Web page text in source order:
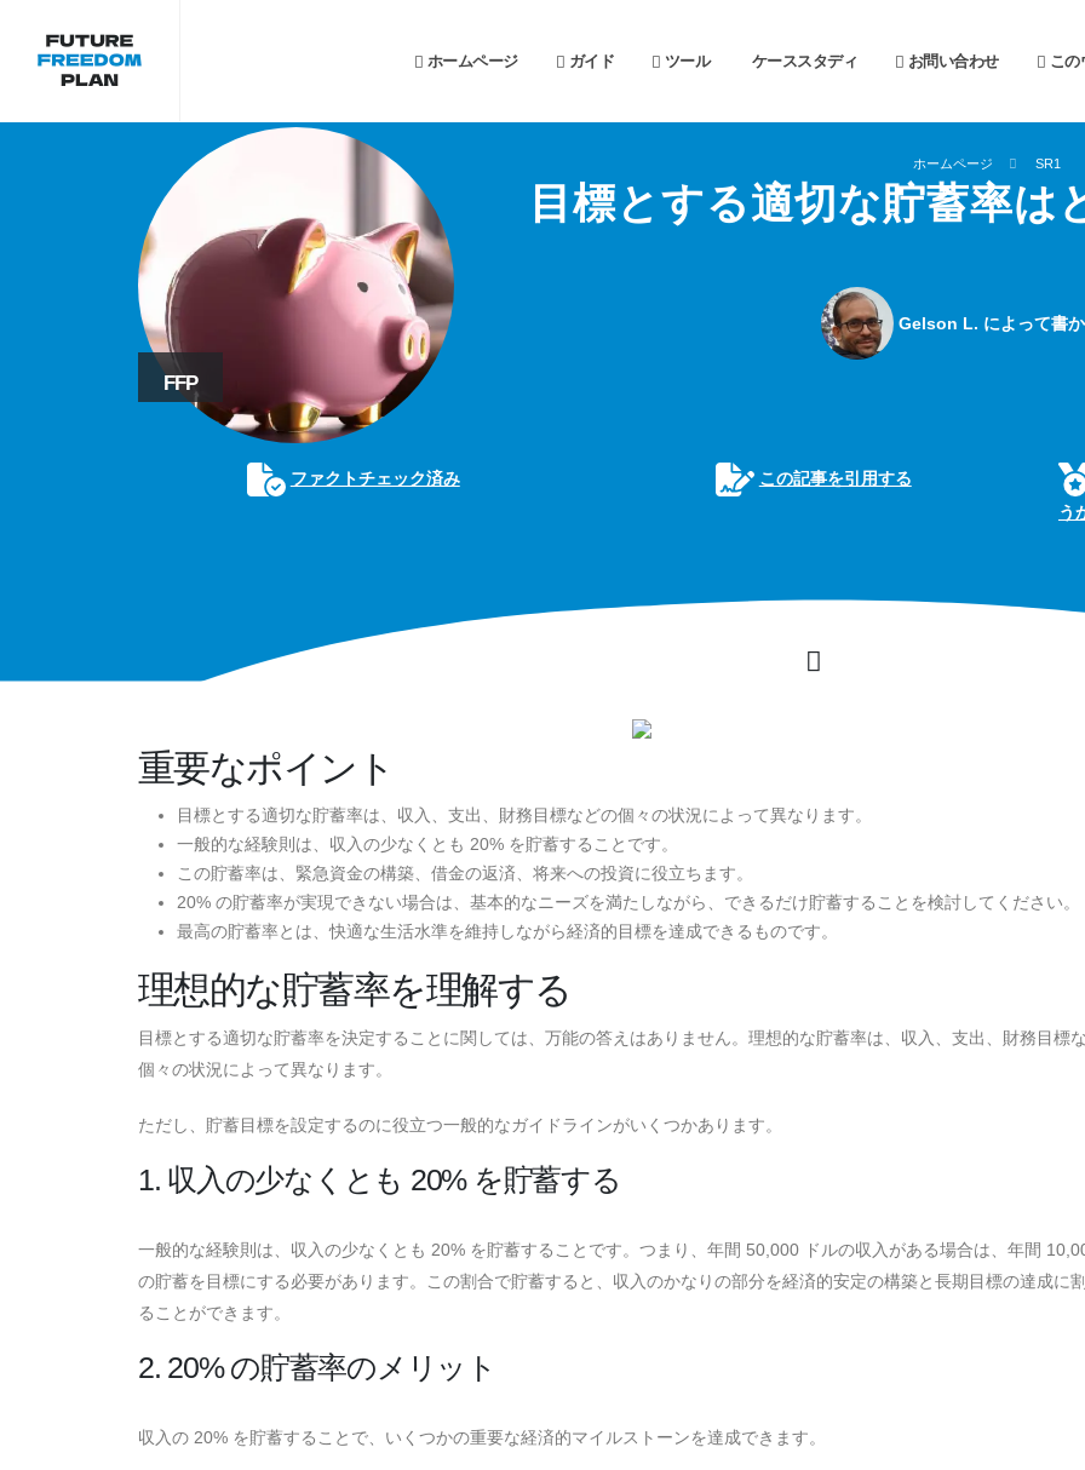
ホームページ ガイド ツール ケーススタディ お問い合わせ この
FFP
ホームページ SR1
目標とする適切な貯蓄率
Gelson L. によって書
ファクトチェック済み
この記事を引用する
う
重要なポイント
目標とする適切な貯蓄率は、収入、支出、財務目標などの個々の状況によって異なります。
一般的な経験則は、収入の少なくとも 20% を貯蓄することです。
この貯蓄率は、緊急資金の構築、借金の返済、将来への投資に役立ちます。
20% の貯蓄率が実現できない場合は、基本的なニーズを満たしながら、できるだけ貯蓄することを検討してください。
最高の貯蓄率とは、快適な生活水準を維持しながら経済的目標を達成できるものです。
理想的な貯蓄率を理解する
目標とする適切な貯蓄率を決定することに関しては、万能の答えはありません。理想的な貯蓄率は、収入、支出、財務目標
個々の状況によって異なります。
ただし、貯蓄目標を設定するのに役立つ一般的なガイドラインがいくつかあります。
1. 収入の少なくとも 20% を貯蓄する
一般的な経験則は、収入の少なくとも 20% を貯蓄することです。つまり、年間 50,000 ドルの収入がある場合は、年間
の貯蓄を目標にする必要があります。この割合で貯蓄すると、収入のかなりの部分を経済的安定の構築と長期目標の達成に
ることができます。
2. 20% の貯蓄率のメリット
収入の 20% を貯蓄することで、いくつかの重要な経済的マイルストーンを達成できます。